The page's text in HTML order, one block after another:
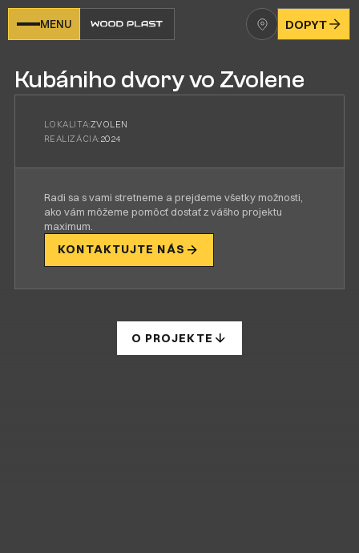
MENU DOPYT
Kubániho dvory vo Zvolene
LOKALITA:ZVOLEN
REALIZÁCIA:2024
Radi sa s vami stretneme a prejdeme všetky možnosti,
ako vám môžeme pomôcť dostať z vášho projektu
maximum.
KONTAKTUJTE NÁS
O PROJEKTE